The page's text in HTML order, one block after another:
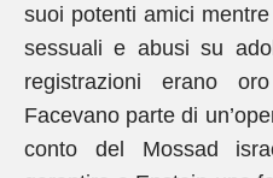
suoi potenti amici
sessuali e abusi su
registrazioni erano
Facevano parte di
conto del Mossad